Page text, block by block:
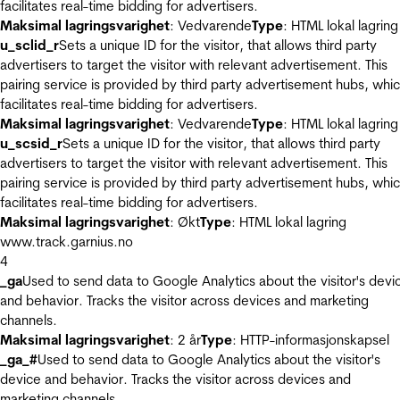
facilitates real-time bidding for advertisers.
Maksimal lagringsvarighet: VedvarendeType: HTML lokal lagring
u_sclid_rSets a unique ID for the visitor, that allows third party
advertisers to target the visitor with relevant advertisement. This
pairing service is provided by third party advertisement hubs,
facilitates real-time bidding for advertisers.
Maksimal lagringsvarighet: VedvarendeType: HTML lokal lagring
u_scsid_rSets a unique ID for the visitor, that allows third party
advertisers to target the visitor with relevant advertisement. This
pairing service is provided by third party advertisement hubs,
facilitates real-time bidding for advertisers.
Maksimal lagringsvarighet: ØktType: HTML lokal lagring
www.track.garnius.no
4
_gaUsed to send data to Google Analytics about the visitor's
and behavior. Tracks the visitor across devices and marketing
channels.
Maksimal lagringsvarighet: 2 årType: HTTP-informasjonskapsel
_ga_#Used to send data to Google Analytics about the visitor's
device and behavior. Tracks the visitor across devices and